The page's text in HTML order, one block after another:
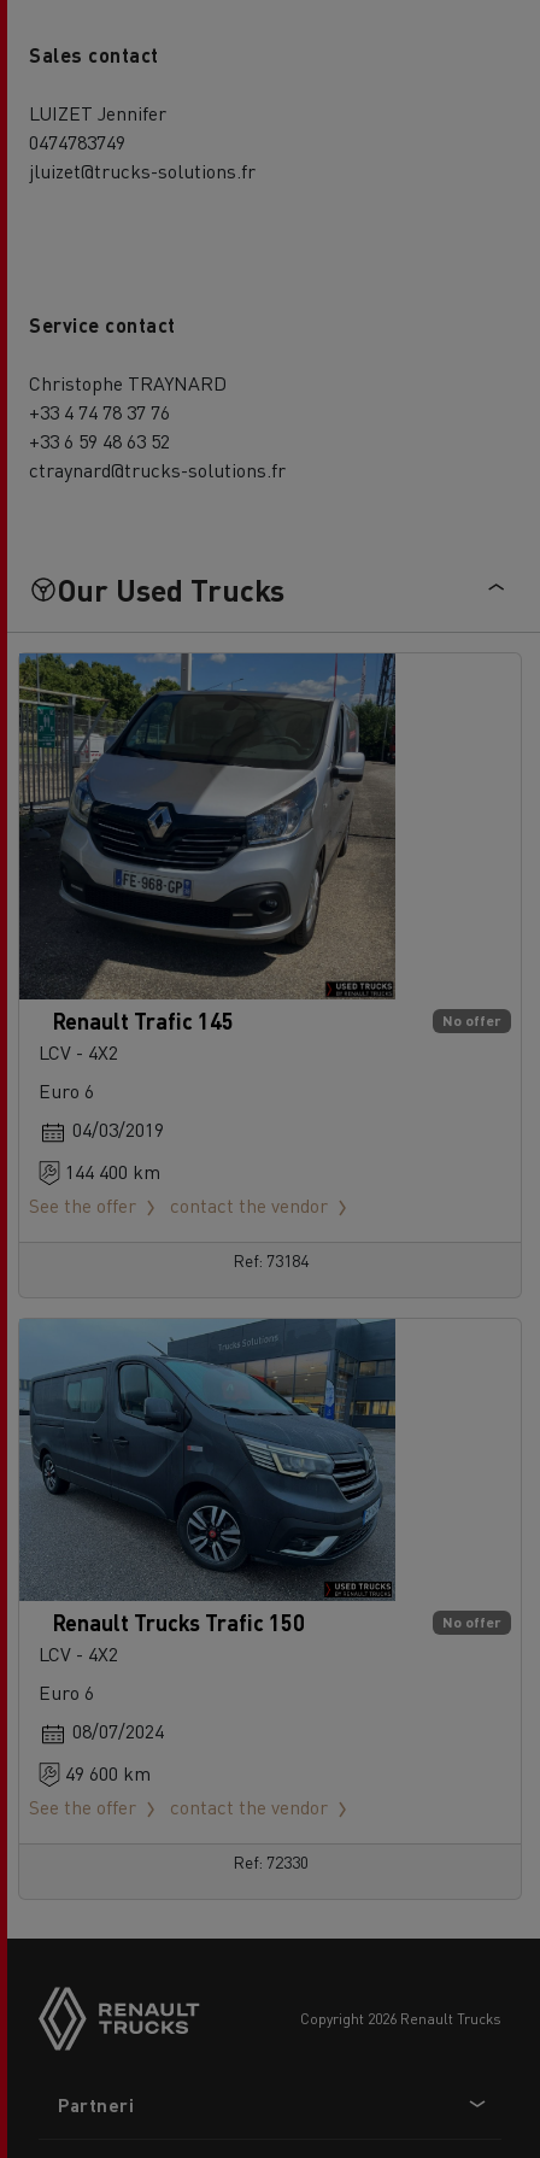
Sales contact
LUIZET Jennifer
0474783749
jluizet@trucks-solutions.fr
Service contact
Christophe TRAYNARD
+33 4 74 78 37 76
+33 6 59 48 63 52
ctraynard@trucks-solutions.fr
Our Used Trucks
No offer
Renault Trafic 145
LCV - 4X2
Euro 6
04/03/2019
144 400 km
See the offer
contact the vendor
Ref: 73184
No offer
Renault Trucks Trafic 150
LCV - 4X2
Euro 6
08/07/2024
49 600 km
See the offer
contact the vendor
Ref: 72330
copyright 2026 Renault Trucks
menu
Partneri